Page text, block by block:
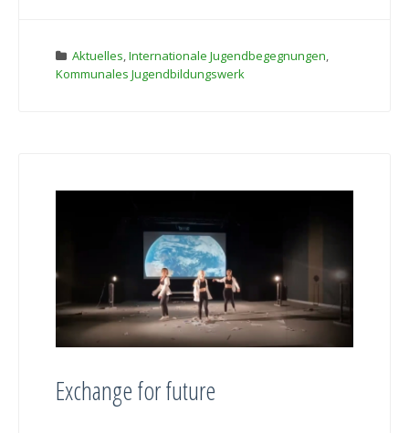
Aktuelles Internationale Jugendbegegnungen
Kommunales Jugendbildungswerk
Exchange for future